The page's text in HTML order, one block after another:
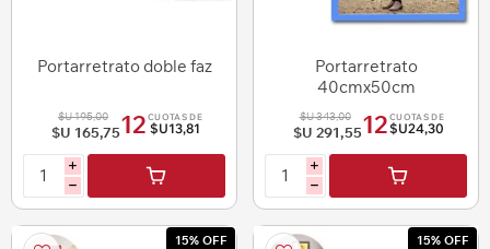
Portarretrato doble faz
$U 195,00
$U 165,7512 CUOTAS DE
$U13,81
i
h
Portarretrato
40cmx50cm
$U 343,00
$U 291,5512 CUOTAS DE
$U24,30
i
h
15% OFF 15% OFF